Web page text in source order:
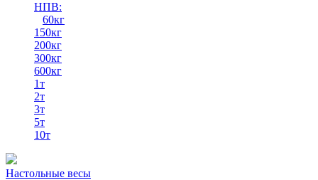
НПВ:
60кг
150кг
200кг
300кг
600кг
1т
2т
3т
5т
10т
Настольные весы